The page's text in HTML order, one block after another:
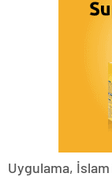
Uygulama,